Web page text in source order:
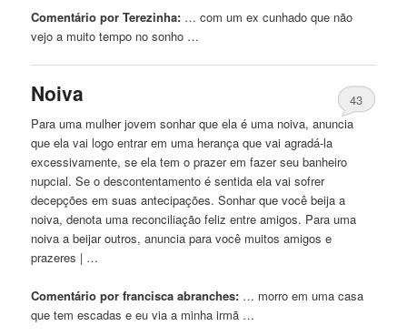
Comentário por Terezinha: … com um ex cunhadoque não
vejo a muito tempo no sonho …
Noiva
43
Para uma mulher jovem sonharque ela é uma noiva, anuncia
que elavai logo entrar em uma herançaque vai agradá-la
excessivamente, se ela tem o prazer em fazer seu banheiro
nupcial. Se o descontentamento é sentida elavai sofrer
decepções em suas antecipações. Sonharque você beija a
noiva, denota uma reconciliação feliz entre amigos. Para uma
noiva a beijar outros, anuncia para você muitos amigos e
prazeres | …
Comentário por francisca abranches: … morro em uma casa
que tem escadas e eu via a minha irmã …